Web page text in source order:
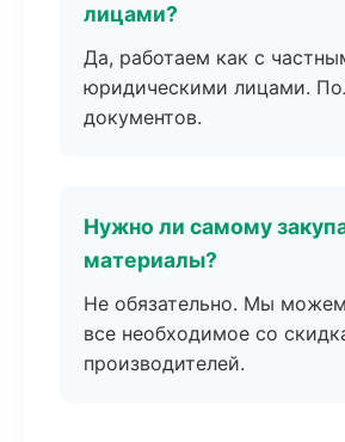
лицами?
Да, работаем как с
юридическими лицами.
документов.
Нужно ли самому
материалы?
Не обязательно. Мы можем
все необходимое со
производителей.